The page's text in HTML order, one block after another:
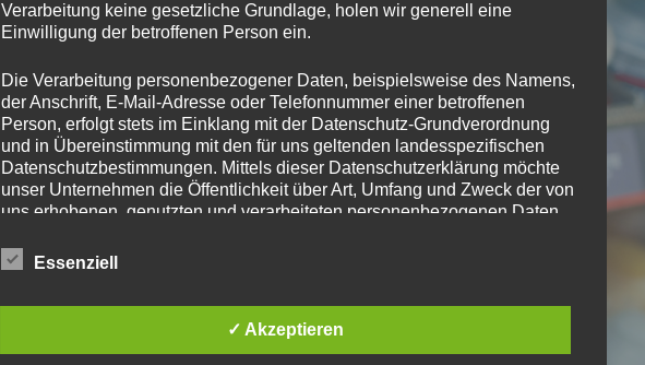
Verarbeitung keine gesetzliche Grundlage, holen wir generell eine
Einwilligung der betroffenen Person ein.
Die Verarbeitung personenbezogener Daten, beispielsweise des Namens,
der Anschrift, E-Mail-Adresse oder Telefonnummer einer betroffenen
Person, erfolgt stets im Einklang mit der Datenschutz-Grundverordnung
und in Übereinstimmung mit den für uns geltenden landesspezifischen
Datenschutzbestimmungen. Mittels dieser Datenschutzerklärung möchte
unser Unternehmen die Öffentlichkeit über Art, Umfang und Zweck der von
uns erhobenen, genutzten und verarbeiteten personenbezogenen Daten
Datenschutzerklärung über die ihnen zustehenden Rechte aufgeklärt.
Wir haben als für die Verarbeitung Verantwortlicher zahlreiche technische
und organisatorische Maßnahmen umgesetzt, um einen möglichst
Essenziell
✓ Akzeptieren